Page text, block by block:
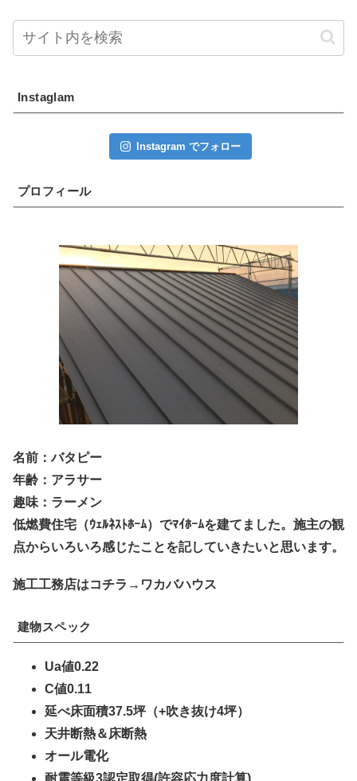
Instaglam
Instagram でフォロー
プロフィール
名前：バタピー
年齢：アラサー
趣味：ラーメン
低燃費住宅（ｳｪﾙﾈｽﾄﾎｰﾑ）でﾏｲﾎｰﾑを建てました。施主の観
点からいろいろ感じたことを記していきたいと思います。
施工工務店はコチラ→ワカバハウス
建物スペック
Ua値0.22
C値0.11
延べ床面積37.5坪（+吹き抜け4坪）
天井断熱＆床断熱
オール電化